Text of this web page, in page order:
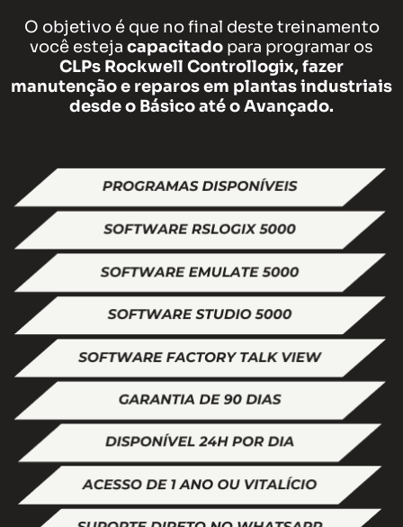
O objetivo é que no final deste treinamento
você esteja capacitado para programar os
CLPs Rockwell Controllogix, fazer
manutenção e reparos em plantas industriais
desde o Básico até o Avançado.